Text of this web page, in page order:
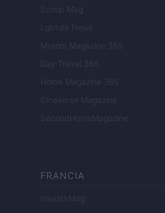
Scoop Mag
Lgbtqia News
Motors Magazine 365
Day Travel 365
Home Magazine 365
Cineverse Magazine
SecondHomeMagazine
FRANCIA
InvestirMag